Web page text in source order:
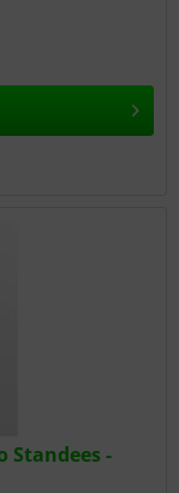
Standees -